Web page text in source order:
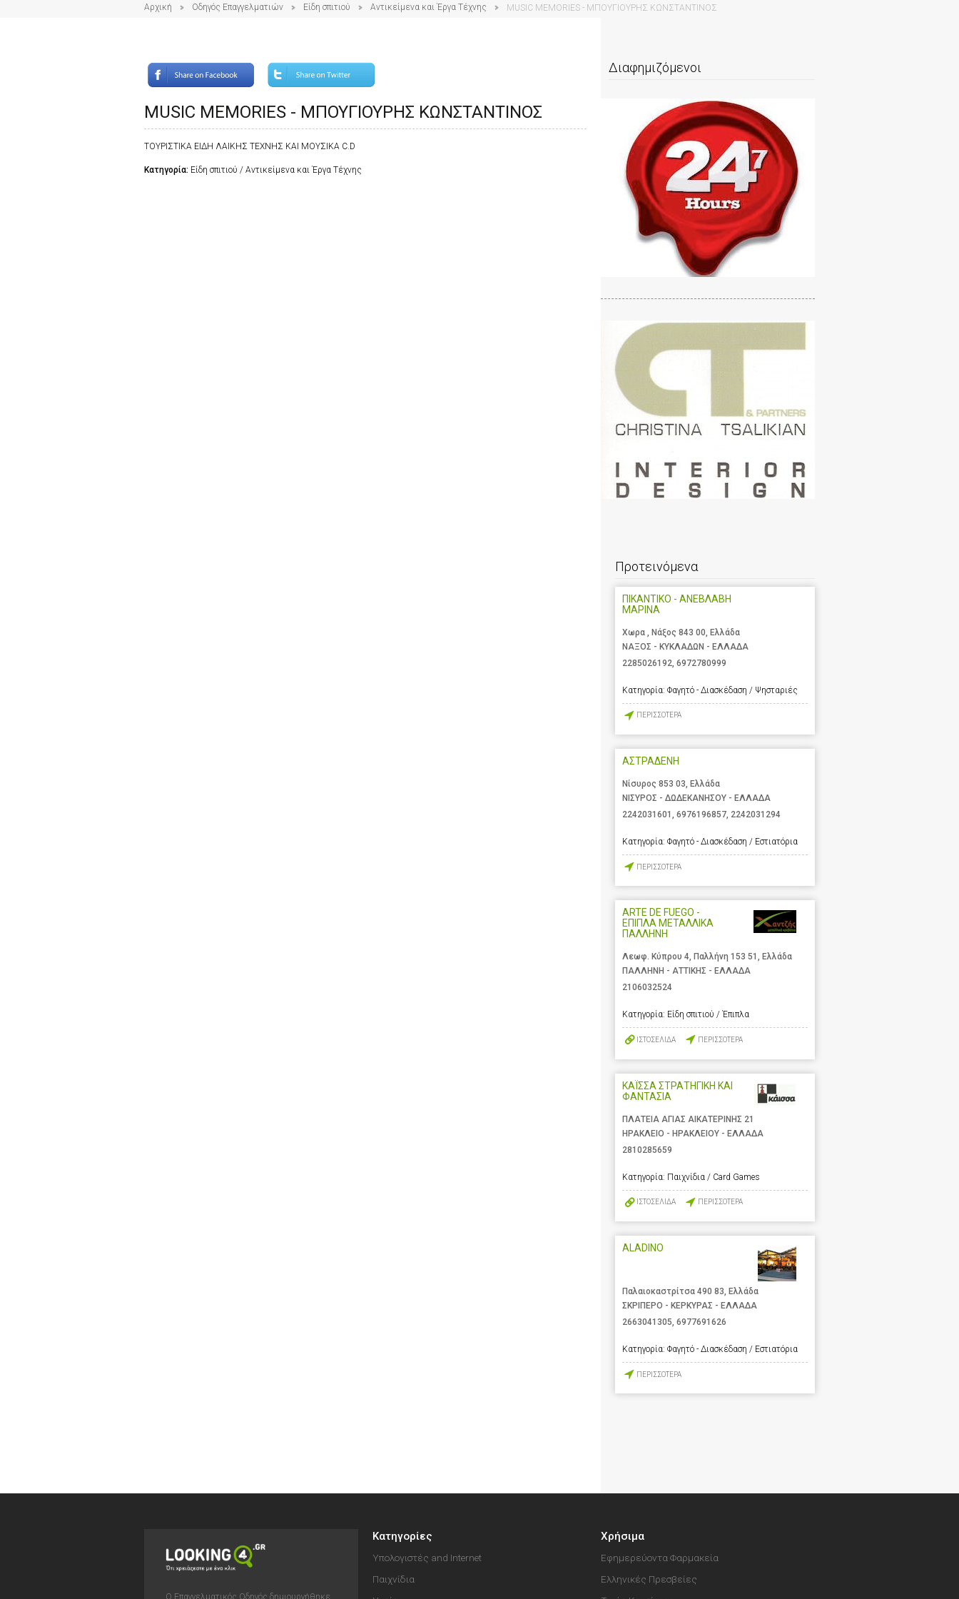
Αρχική Οδηγός Επαγγελματιών Είδη σπιτιού Αντικείμενα και Έργα Τέχνης MUSIC MEMORIES - ΜΠΟΥΓΙΟΥΡΗΣ ΚΩΝΣΤΑΝΤΙΝΟΣ
MUSIC MEMORIES - ΜΠΟΥΓΙΟΥΡΗΣ ΚΩΝΣΤΑΝΤΙΝΟΣ
ΤΟΥΡΙΣΤΙΚΑ ΕΙΔΗ ΛΑΙΚΗΣ ΤΕΧΝΗΣ ΚΑΙ ΜΟΥΣΙΚΑ C.D
Κατηγορία: Είδη σπιτιού / Αντικείμενα και Έργα Τέχνης
Διαφημιζόμενοι
Προτεινόμενα
ΠΙΚΑΝΤΙΚΟ - ΑΝΕΒΛΑΒΗ
ΜΑΡΙΝΑ
Χωρα , Νάξος 843 00, Ελλάδα
ΝΑΞΟΣ - ΚΥΚΛΑΔΩΝ - ΕΛΛΑΔΑ
2285026192 6972780999
Κατηγορία: Φαγητό - Διασκέδαση / Ψησταριές
ΠΕΡΙΣΣΟΤΕΡΑ
ΑΣΤΡΑΔΕΝΗ
Νίσυρος 853 03, Ελλάδα
ΝΙΣΥΡΟΣ - ΔΩΔΕΚΑΝΗΣΟΥ - ΕΛΛΑΔΑ
2242031601 , 6976196857, 2242031294
Κατηγορία: Φαγητό - Διασκέδαση / Εστιατόρια
ΠΕΡΙΣΣΟΤΕΡΑ
ARTE DE FUEGO -
ΕΠΙΠΛΑ ΜΕΤΑΛΛΙΚΑ
ΠΑΛΛΗΝΗ
Λεωφ. Κύπρου 4, Παλλήνη 153 51, Ελλάδα
ΠΑΛΛΗΝΗ - ΑΤΤΙΚΗΣ - ΕΛΛΑΔΑ
2106032524
Κατηγορία: Είδη σπιτιού / Έπιπλα
ΙΣΤΟΣΕΛΙΔΑ ΠΕΡΙΣΣΟΤΕΡΑ
ΚΑΪΣΣΑ ΣΤΡΑΤΗΓΙΚΗ ΚΑΙ
ΦΑΝΤΑΣΙΑ
ΠΛΑΤΕΙΑ ΑΓΙΑΣ ΑΙΚΑΤΕΡΙΝΗΣ 21
ΗΡΑΚΛΕΙΟ - ΗΡΑΚΛΕΙΟΥ - ΕΛΛΑΔΑ
2810285659
Κατηγορία: Παιχνίδια / Card Games
ΙΣΤΟΣΕΛΙΔΑ ΠΕΡΙΣΣΟΤΕΡΑ
ALADINO
Παλαιοκαστρίτσα 490 83, Ελλάδα
ΣΚΡΙΠΕΡΟ - ΚΕΡΚΥΡΑΣ - ΕΛΛΑΔΑ
2663041305, 6977691626
Κατηγορία: Φαγητό - Διασκέδαση / Εστιατόρια
ΠΕΡΙΣΣΟΤΕΡΑ
Ο Επαγγελματικός Οδηγός δημιουργήθηκε
Κατηγορίες
Υπολογιστές and Internet
Παιχνίδια
Χρήσιμα
Εφημερεύοντα Φαρμακεία
Ελληνικές Πρεσβείες